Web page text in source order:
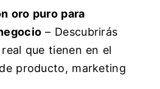
oro puro para
– Descubrirás
que tienen en el
producto, marketing